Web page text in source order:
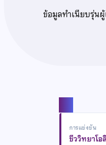
ข้อมูลทำเนียบรุ่น
การแข่งขัน
ชีววิทยาโอ